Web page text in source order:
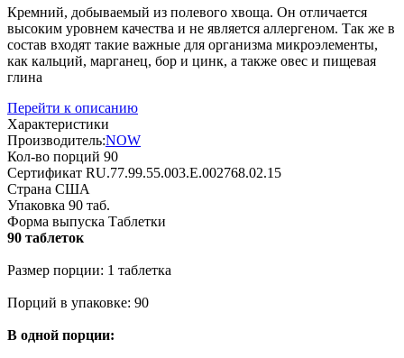
Кремний, добываемый из полевого хвоща. Он отличается
высоким уровнем качества и не является аллергеном. Так же в
состав входят такие важные для организма микроэлементы,
как кальций, марганец, бор и цинк, а также овес и пищевая
глина
Перейти к описанию
Характеристики
Производитель:NOW
Кол-во порций 90
Сертификат RU.77.99.55.003.E.002768.02.15
Страна США
Упаковка 90 таб.
Форма выпуска Таблетки
90 таблеток
Размер порции: 1 таблетка
Порций в упаковке: 90
В одной порции: